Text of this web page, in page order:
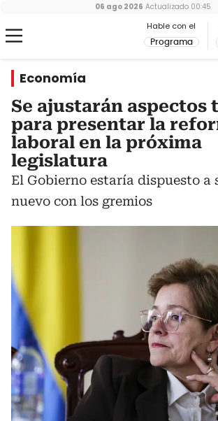
Hable con el
Programa
06 ago 2026 Actualizado 00:45
Economía
Se ajustarán aspectos
para presentar la
laboral en la próxima
legislatura
El Gobierno estaría dispuesto a
nuevo con los gremios